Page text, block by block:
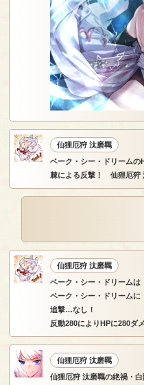
仙狸厄狩 汰磨羈
ベーク・シー・ドリームの
棘による反撃！ 仙狸厄狩
仙狸厄狩 汰磨羈
ベーク・シー・ドリームは
ベーク・シー・ドリームに
追撃…なし！
反動280によりHPに280ダ
仙狸厄狩 汰磨羈
仙狸厄狩 汰磨羈の絶禍・白